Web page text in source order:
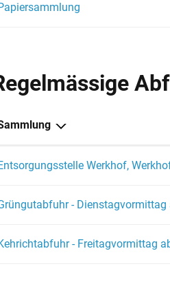
Werkhof,
- Dienstagvormittag
- Freitagvormittag